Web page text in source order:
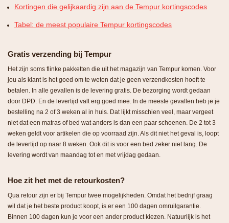
Kortingen die gelijkaardig zijn aan de Tempur kortingscodes
Tabel: de meest populaire Tempur kortingscodes
Gratis verzending bij Tempur
Het zijn soms flinke pakketten die uit het magazijn van Tempur komen. Voor
jou als klant is het goed om te weten dat je geen verzendkosten hoeft te
betalen. In alle gevallen is de levering gratis. De bezorging wordt gedaan
door DPD. En de levertijd valt erg goed mee. In de meeste gevallen heb je je
bestelling na 2 of 3 weken al in huis. Dat lijkt misschien veel, maar vergeet
niet dat een matras of bed wat anders is dan een paar schoenen. De 2 tot 3
weken geldt voor artikelen die op voorraad zijn. Als dit niet het geval is, loopt
de levertijd op naar 8 weken. Ook dit is voor een bed zeker niet lang. De
levering wordt van maandag tot en met vrijdag gedaan.
Hoe zit het met de retourkosten?
Qua retour zijn er bij Tempur twee mogelijkheden. Omdat het bedrijf graag
wil dat je het beste product koopt, is er een 100 dagen omruilgarantie.
Binnen 100 dagen kun je voor een ander product kiezen. Natuurlijk is het